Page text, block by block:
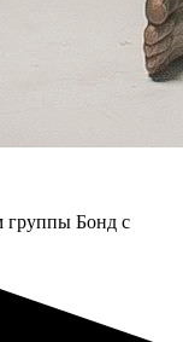
группы Бонд с